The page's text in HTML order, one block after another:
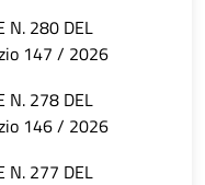
N. 280 DEL
147 / 2026
N. 278 DEL
146 / 2026
N. 277 DEL